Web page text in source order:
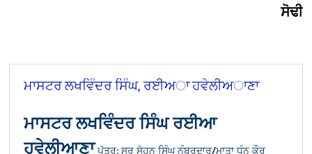
ਸੋਢੀ
ਮਾਸਟਰ ਲਖਵਿੰਦਰ ਸਿੰਘ, ਰਈਅਾ ਹਵੇਲੀਅਾਣਾ
ਮਾਸਟਰ ਲਖਵਿੰਦਰ ਸਿੰਘ ਰਈਆ
ਹਵੇਲੀਆਣਾ ਪੁੱਤਰ: ਸ੍ਰ ਸੋਹਨ ਸਿੰਘ ਨੰਬਰਦਾਰ/ਮਾਤਾ ਧੰਨ ਕੌਰ